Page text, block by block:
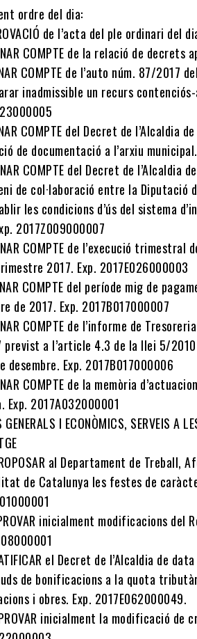
ordre del dia:
de l’acta del ple ordinari del
COMPTE de la relació de decrets
COMPTE de l’auto núm. 87/
inadmissible un recurs
COMPTE del Decret de l’Alcaldia
de documentació a l’arxiu
COMPTE del Decret de l’Alcaldia
de col·laboració entre la Diputació
les condicions d’ús del sistema
2017Z009000007
COMPTE de l’execució
2017. Exp. 2017E026000003
COMPTE del període mig de
de 2017. Exp. 2017B017000007
COMPTE de l’informe de
previst a l’article 4.3 de la llei 5/
desembre. Exp. 2017B017000006
COMPTE de la memòria
Exp. 2017A032000001
GENERALS I ECONÒMICS, SERVEIS A
al Departament de Treball,
de Catalunya les festes de
inicialment modificacions del
el Decret de l’Alcaldia de
de bonificacions a la quota
i obres. Exp. 2017E062000049.
inicialment la modificació de